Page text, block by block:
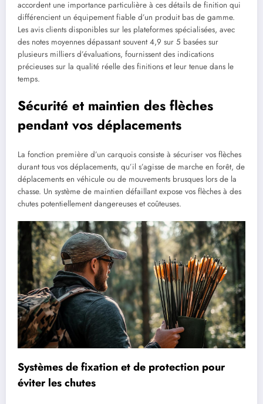
accordent une importance particulière à ces détails de finition qui
différencient un équipement fiable d’un produit bas de gamme.
Les avis clients disponibles sur les plateformes spécialisées, avec
des notes moyennes dépassant souvent 4,9 sur 5 basées sur
plusieurs milliers d’évaluations, fournissent des indications
précieuses sur la qualité réelle des finitions et leur tenue dans le
temps.
Sécurité et maintien des flèches
pendant vos déplacements
La fonction première d’un carquois consiste à sécuriser vos flèches
durant tous vos déplacements, qu’il s’agisse de marche en forêt, de
déplacements en véhicule ou de mouvements brusques lors de la
chasse. Un système de maintien défaillant expose vos flèches à des
chutes potentiellement dangereuses et coûteuses.
Systèmes de fixation et de protection pour
éviter les chutes